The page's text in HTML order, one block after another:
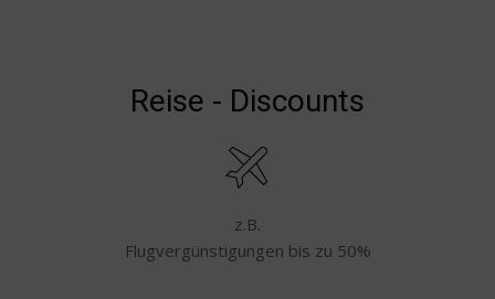
Reise - Discounts
z.B.
Flugvergünstigungen bis zu 50%